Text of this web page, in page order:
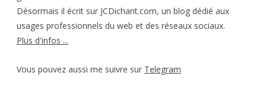
Désormais il écrit sur JCDichant.com, un blog dédié aux
usages professionnels du web et des réseaux sociaux.
Plus d'infos ...
Vous pouvez aussi me suivre sur Telegram